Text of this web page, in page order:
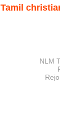
Tamil
NLM